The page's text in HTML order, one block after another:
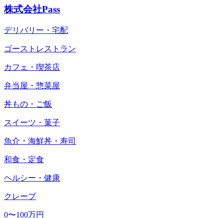
株式会社Pass
デリバリー・宅配
ゴーストレストラン
カフェ・喫茶店
弁当屋・惣菜屋
丼もの・ご飯
スイーツ・菓子
魚介・海鮮丼・寿司
和食・定食
ヘルシー・健康
クレープ
0〜100万円